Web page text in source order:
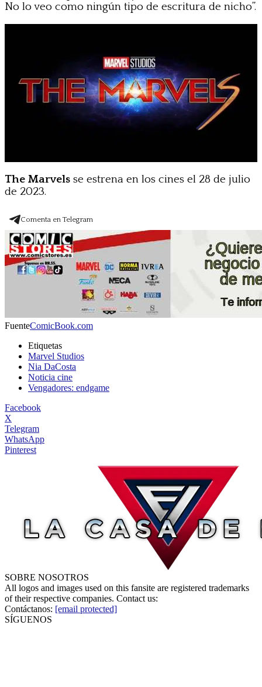
No lo veo como ningún tipo de escritura de nicho”.
The Marvels se estrena en los cines el 28 de julio
de 2023.
Comenta en Telegram
FuenteComicBook.com
Etiquetas
Marvel Studios
Nia DaCosta
Noticia cine
Vengadores: endgame
Facebook
X
Telegram
WhatsApp
Pinterest
SOBRE NOSOTROS
All logos and images used on this fansite are registered trademarks
of their respective companies. Contact us:
Contáctanos: [email protected]
SÍGUENOS